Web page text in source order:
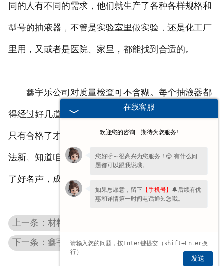
同的人有不同的需求，他们就生产了各种各样规格和
型号的抽液器，不管是实验室里做实验，还是化工厂
里用，又或者是医院、家里，都能找到合适的。
鑫宇乐公司对质量检查可不含糊。每个抽液器都
得经过好几道检查，像压力测试、密封性测试这些，
只有合格了才能卖给大家。他们就是靠着质量好、想
法新、知道咱用户需要啥，在塑料抽液器这行里打出
了好名声，成了大家的首选。
下一条：鑫宇塑料制品公司：贵州塑料抽液器的品质之选
在线客服
欢迎您的咨询，期待为您服务!
您好呀～很高兴为您服务！😊 有什么问
题都可以跟我说哦。
如果您愿意，留下 【手机号】 🔔后续有优
惠和详情第一时间电话通知您哦。
发送